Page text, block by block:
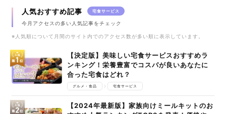
人気おすすめ記事 宅食サービス
今月アクセスの多い人気記事をチェック
※人気順について月間のサイト内でのアクセス数が多い順に表示しています。
【決定版】美味しい宅食サービスおすすめラ
ンキング！栄養豊富でコスパが良いあなたに
合った宅食はどれ？
グルメ・食品 宅食サービス
【2024年最新版】家族向けミールキットのお